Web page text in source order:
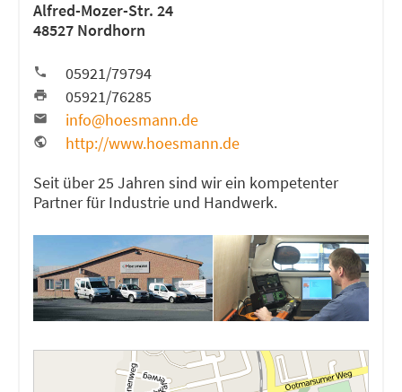
Alfred-Mozer-Str. 24
48527 Nordhorn
05921/79794
05921/76285
info@hoesmann.de
http://www.hoesmann.de
Seit über 25 Jahren sind wir ein kompetenter
Partner für Industrie und Handwerk.